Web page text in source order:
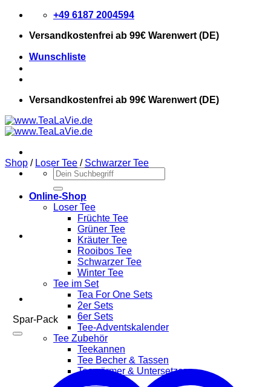
Zum
springen
+49 6187 2004594
Versandkostenfrei ab 99€ Warenwert (DE)
Wunschliste
Versandkostenfrei ab 99€ Warenwert (DE)
Suchen
nach:
Online-Shop
Loser Tee
Früchte Tee
Grüner Tee
Kräuter Tee
Rooibos Tee
Schwarzer Tee
Winter Tee
Tee im Set
Tea For One Sets
2er Sets
6er Sets
Tee-Adventskalender
Tee Zubehör
Teekannen
Tee Becher & Tassen
Teewärmer & Untersetzer
Shop / Loser Tee / Schwarzer Tee
Spar-Pack